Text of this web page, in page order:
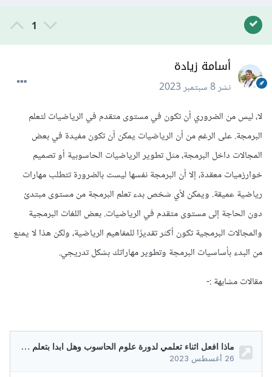
1
أسامة زيادة
نشر8 سبتمبر 2023
لا، ليس من الضروري أن تكون في مستوى متقدم في الرياضيات لتعلم
البرمجة. على الرغم من أن الرياضيات يمكن أن تكون مفيدة في بعض
المجالات داخل البرمجة، مثل تطوير الرياضيات الحاسوبية أو تصميم
خوارزميات معقدة، إلا أن البرمجة نفسها ليست بالضرورة تتطلب مهارات
رياضية عميقة. ويمكن لأي شخص بدء تعلم البرمجة من مستوى مبتدئ
دون الحاجة إلى مستوى متقدم في الرياضيات. بعض اللغات البرمجية
والمجالات البرمجية تكون أكثر تقديرًا للمفاهيم الرياضية، ولكن هذا لا يمنع
من البدء بأساسيات البرمجة وتطوير مهاراتك بشكل تدريجي.
مقالات مشابهة:-